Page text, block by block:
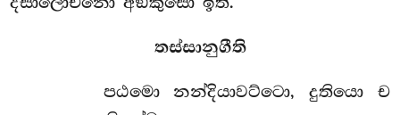
තස්සානුගීති
පඨමො නන්දියාවට්ටො, දුතියො ච